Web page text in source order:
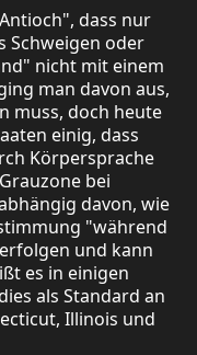
dass nur
Schweigen oder
nicht mit einem
man davon aus,
muss, doch heute
einig, dass
Körpersprache
bei
davon, wie
"während
und kann
es in einigen
als Standard an
Illinois und